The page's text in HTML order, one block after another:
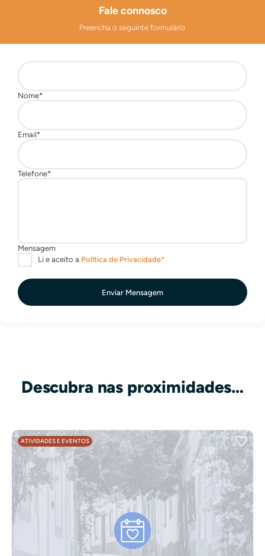
Fale connosco
Preencha o seguinte formulário
Enviar Mensagem
Descubra nas proximidades…
ATIVIDADES E EVENTOS